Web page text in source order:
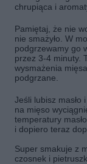
chrupiąca i
Pamiętaj, że nie
nie smażyło. W
podgrzewamy go
przez 3-4 minuty.
wysmażenia
podgrzane.
Jeśli lubisz masło
na mięso
temperatury
i dopiero teraz
Super smakuje z
czosnek i